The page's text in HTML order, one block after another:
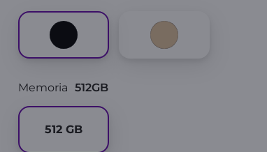
Memoria 512GB
512 GB